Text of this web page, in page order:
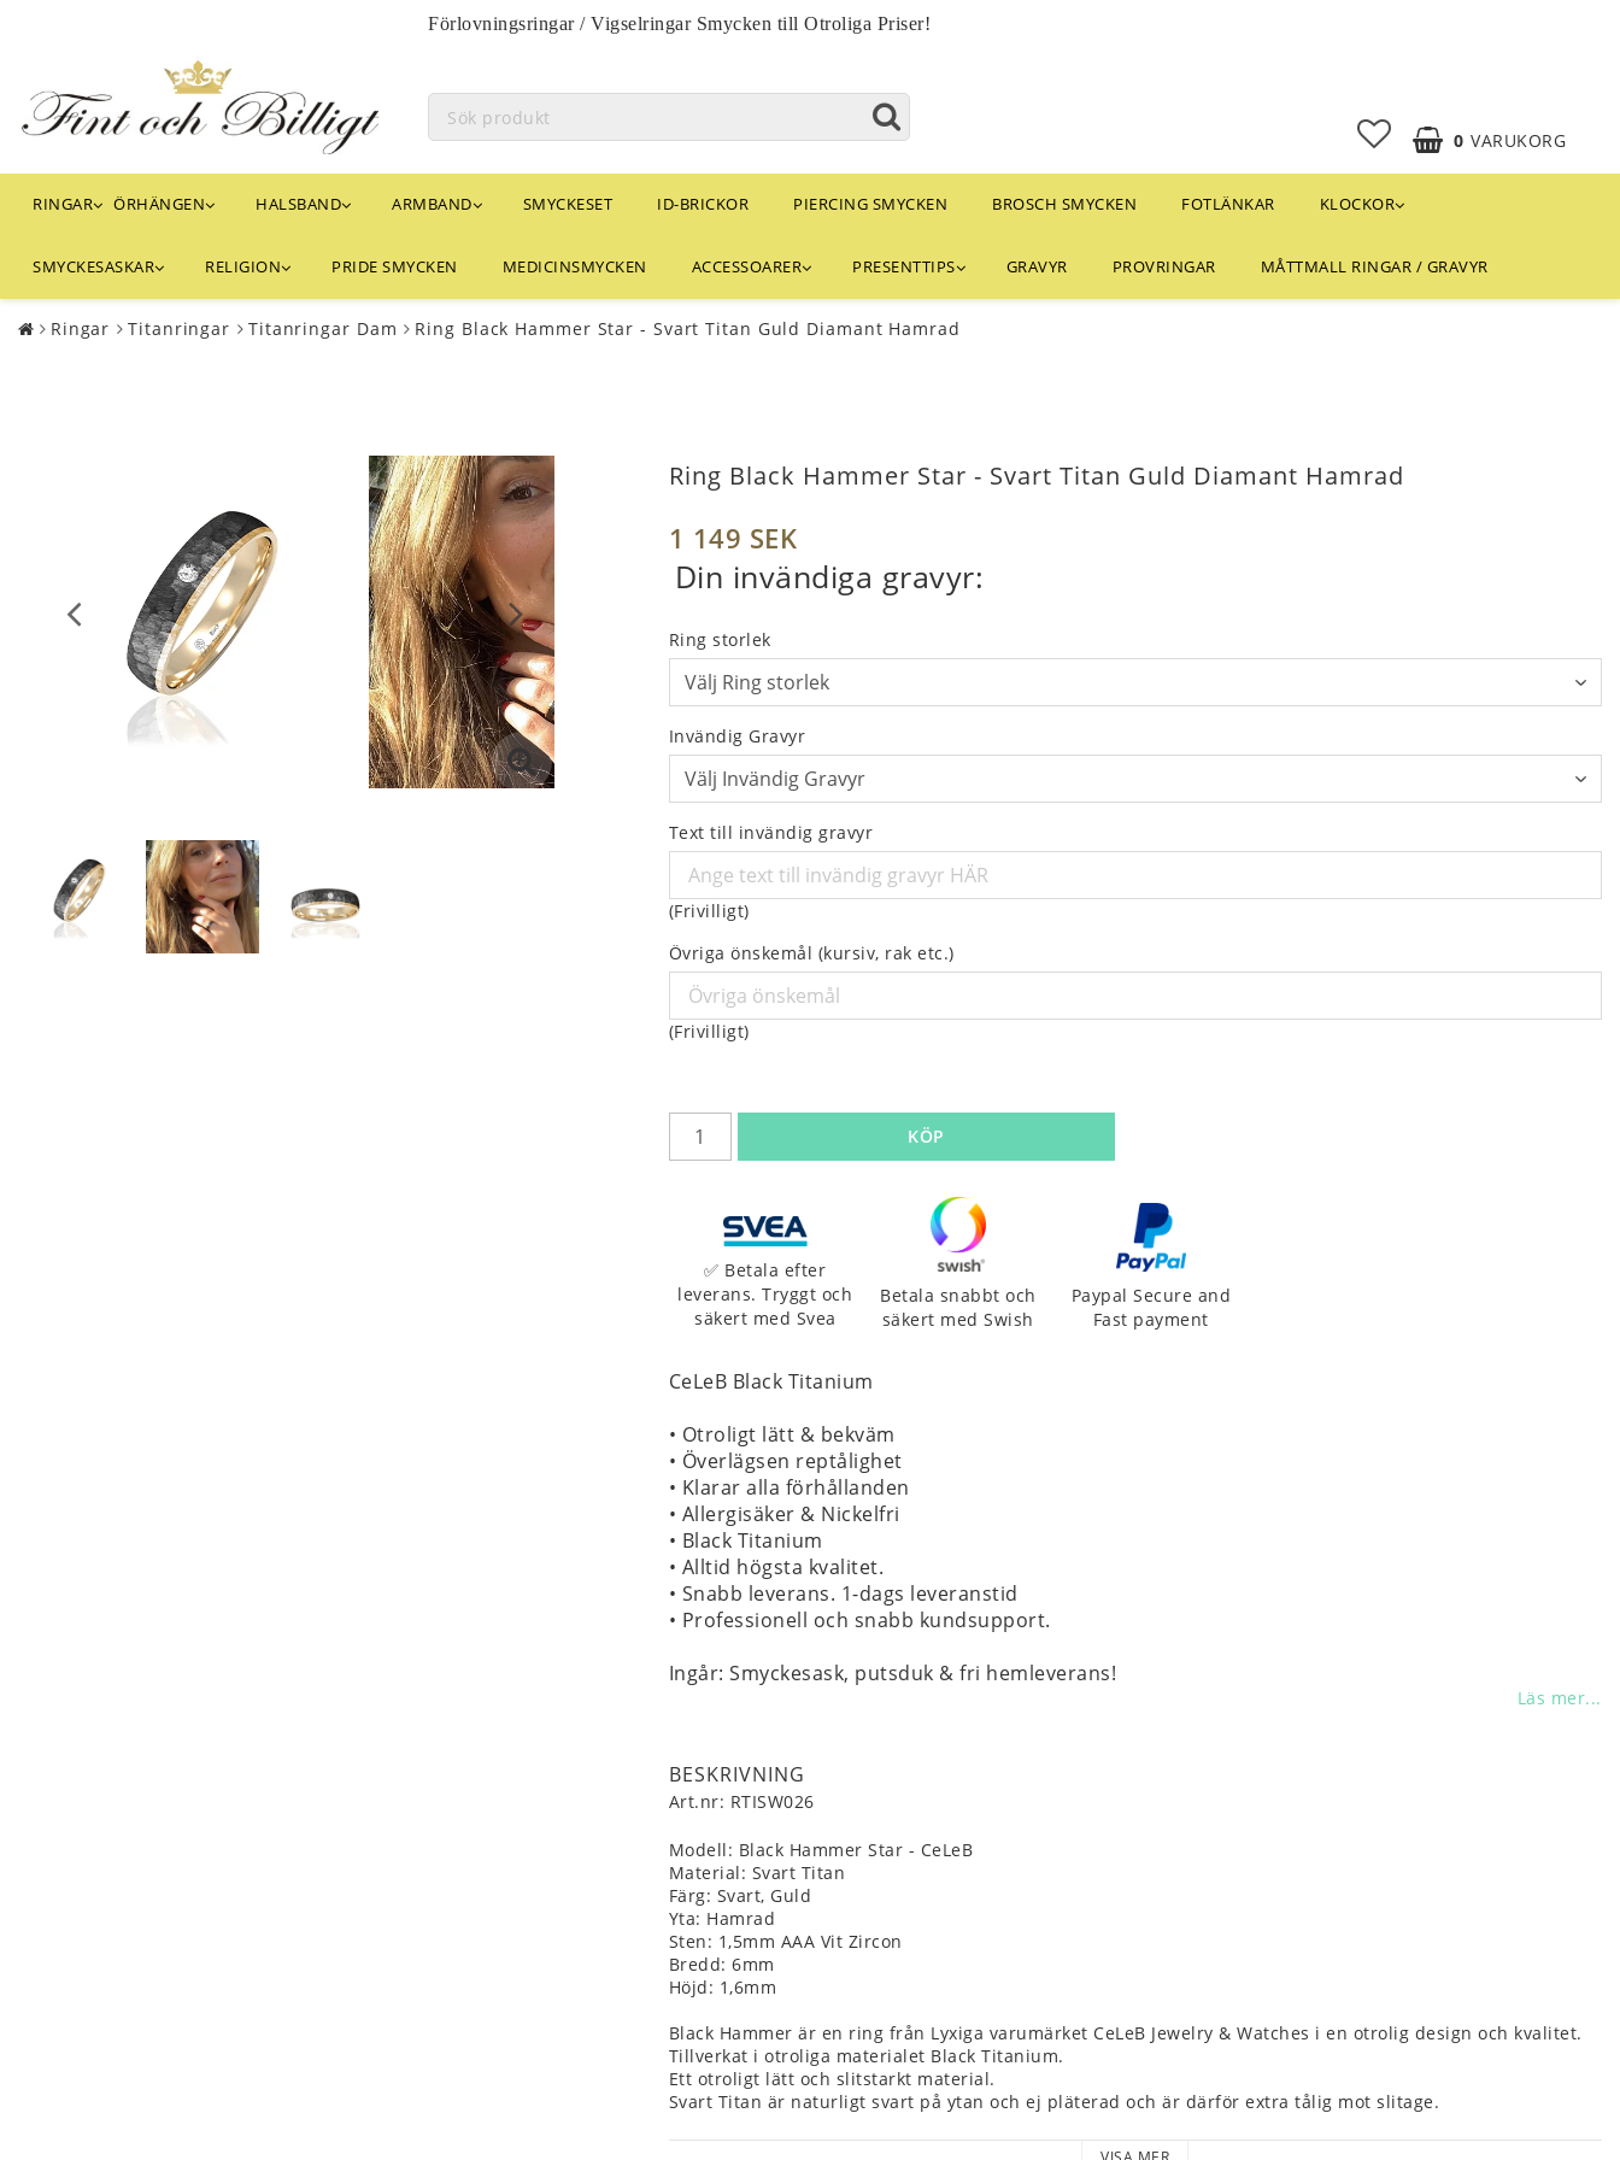
Förlovningsringar / Vigselringar Smycken till Otroliga Priser!
0 VARUKORG
RINGAR ÖRHÄNGEN HALSBAND ARMBAND SMYCKESET ID-BRICKOR PIERCING SMYCKEN BROSCH SMYCKEN FOTLÄNKAR KLOCKOR
SMYCKESASKAR RELIGION PRIDE SMYCKEN MEDICINSMYCKEN ACCESSOARER PRESENTTIPS GRAVYR PROVRINGAR MÅTTMALL RINGAR / GRAVYR
Ringar Titanringar Titanringar Dam Ring Black Hammer Star - Svart Titan Guld Diamant Hamrad
Ring Black Hammer Star - Svart Titan Guld Diamant Hamrad
1 149 SEK
Ring storlek
Invändig Gravyr
Text till invändig gravyr
(Frivilligt)
Övriga önskemål (kursiv, rak etc.)
(Frivilligt)
KÖP
✅ Betala efter
leverans. Tryggt och
säkert med Svea
Betala snabbt och
säkert med Swish
Paypal Secure and
Fast payment
CeLeB Black Titanium
• Otroligt lätt & bekväm
• Överlägsen reptålighet
• Klarar alla förhållanden
• Allergisäker & Nickelfri
• Black Titanium
• Alltid högsta kvalitet.
• Snabb leverans. 1-dags leveranstid
• Professionell och snabb kundsupport.
Ingår: Smyckesask, putsduk & fri hemleverans!
Läs mer...
BESKRIVNING
Art.nr: RTISW026
Modell: Black Hammer Star - CeLeB
Material: Svart Titan
Färg: Svart, Guld
Yta: Hamrad
Sten: 1,5mm AAA Vit Zircon
Bredd: 6mm
Höjd: 1,6mm
Black Hammer är en ring från Lyxiga varumärket CeLeB Jewelry & Watches i en otrolig design och kvalitet.
Tillverkat i otroliga materialet Black Titanium.
Ett otroligt lätt och slitstarkt material.
Svart Titan är naturligt svart på ytan och ej pläterad och är därför extra tålig mot slitage.
Välj ett personligt typsnitt till ert smycke från Fint och Billigt.